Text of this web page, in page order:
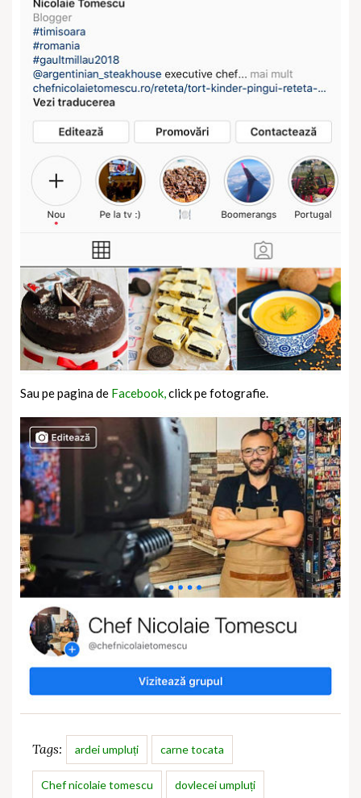
Sau pe pagina de Facebook,click pe fotografie.
Tags: ardei umpluți carne tocata
Chef nicolaie tomescu dovlecei umpluți